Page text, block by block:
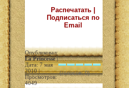
Распечатать |
Подписаться по
Email
Опубликовал:
La Princesse|
Дата: 7 мая
2010 |
Просмотров:
4049
(голосов: 0)